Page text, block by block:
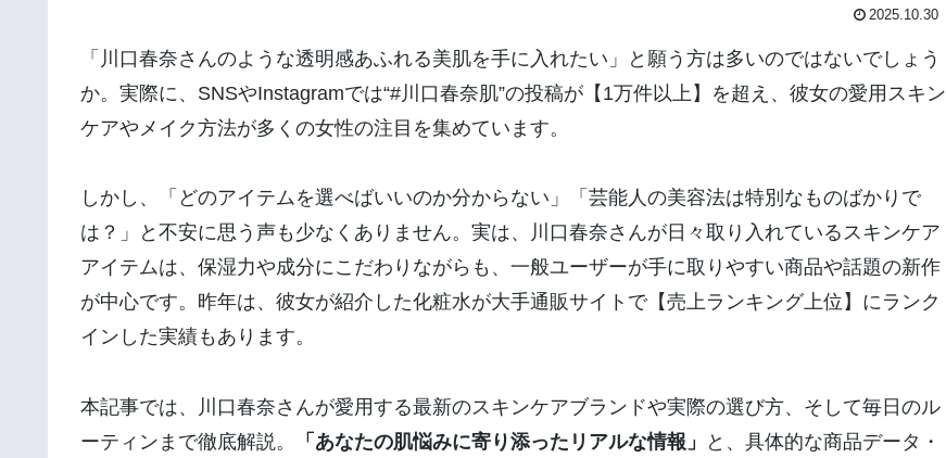
2025.10.30
「川口春奈さんのような透明感あふれる美肌を手に入れたい」と願う方は多いのではないでしょう
か。実際に、SNSやInstagramでは“#川口春奈肌”の投稿が【1万件以上】を超え、彼女の愛用スキン
ケアやメイク方法が多くの女性の注目を集めています。
しかし、「どのアイテムを選べばいいのか分からない」「芸能人の美容法は特別なものばかりで
は？」と不安に思う声も少なくありません。実は、川口春奈さんが日々取り入れているスキンケア
アイテムは、保湿力や成分にこだわりながらも、一般ユーザーが手に取りやすい商品や話題の新作
が中心です。昨年は、彼女が紹介した化粧水が大手通販サイトで【売上ランキング上位】にランク
インした実績もあります。
本記事では、川口春奈さんが愛用する最新のスキンケアブランドや実際の選び方、そして毎日のル
ーティンまで徹底解説。
「あなたの肌悩みに寄り添ったリアルな情報」
と、具体的な商品データ・